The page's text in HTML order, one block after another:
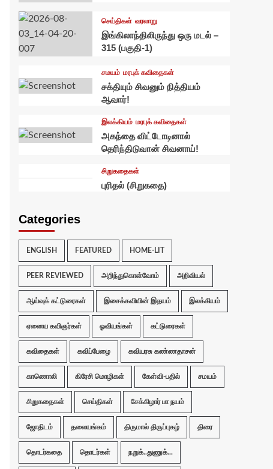
செய்திகள் வரலாறு
இங்கிலாந்திலிருந்து ஒரு மடல் –
315 (பகுதி-1)
சமயம் மரபுக் கவிதைகள்
சக்தியும் சிவனும் நித்தியம்
ஆவார்!
இலக்கியம் மரபுக் கவிதைகள்
அகந்தை விட்டோடினால்
தெரிந்திடுவான் சிவனாய்!
சிறுகதைகள்
புரிதல் (சிறுகதை)
Categories
ENGLISH FEATURED HOME-LIT
PEER REVIEWED அறிந்துகொள்வோம் அறிவியல்
ஆய்வுக் கட்டுரைகள் இசைக்கவியின் இதயம் இலக்கியம்
ஏனைய கவிஞர்கள் ஓவியங்கள் கட்டுரைகள்
கவிதைகள் கவிப்பேழை கவியரசு கண்ணதாசன்
காணொலி கிரேசி மொழிகள் கேள்வி-பதில் சமயம்
சிறுகதைகள் செய்திகள் சேக்கிழார் பா நயம்
ஜோதிடம் தலையங்கம் திருமால் திருப்புகழ் திரை
தொடர்கதை தொடர்கள் நறுக்..துணுக்...